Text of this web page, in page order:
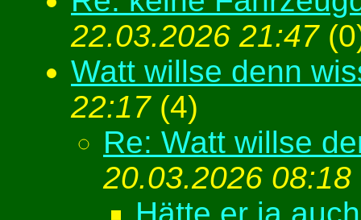
22.03.2026 21:47(
Watt willse denn
22:17(4)
Re: Watt willse
20.03.2026 08:18